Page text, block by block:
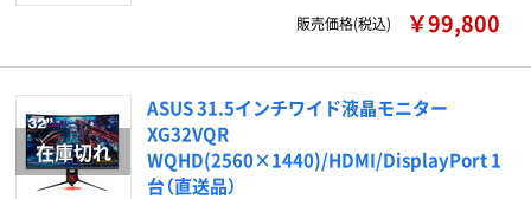
販売価格(税込) ￥99,800
ASUS 31.5インチワイド液晶モニター
XG32VQR
WQHD(2560×1440)/HDMI/DisplayPort 1
台（直送品）